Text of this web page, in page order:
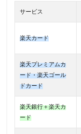
サービス
楽天カード
楽天プレミアムカ
ード・楽天ゴール
ドカード
楽天銀行＋楽天カ
ード